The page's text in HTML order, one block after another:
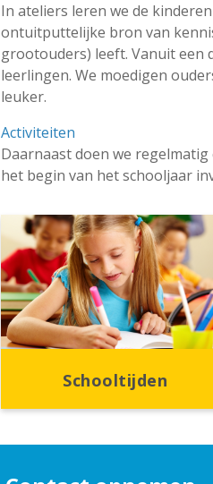
In ateliers leren we de
ontuitputtelijke bron van
grootouders) leeft. Vanuit een
leerlingen. We moedigen
leuker.
Activiteiten
Daarnaast doen we
het begin van het schooljaar
Schooltijden